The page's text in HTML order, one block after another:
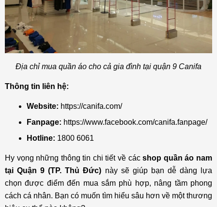
Địa chỉ mua quần áo cho cả gia đình tại quận 9 Canifa
Thông tin liên hệ:
Website: https://canifa.com/
Fanpage: https://www.facebook.com/canifa.fanpage/
Hotline: 1800 6061
Hy vọng những thông tin chi tiết về cácshop quần áo nam
tại Quận 9 (TP. Thủ Đức) này sẽ giúp bạn dễ dàng lựa
chọn được điểm đến mua sắm phù hợp, nâng tầm phong
cách cá nhân. Bạn có muốn tìm hiểu sâu hơn về một thương